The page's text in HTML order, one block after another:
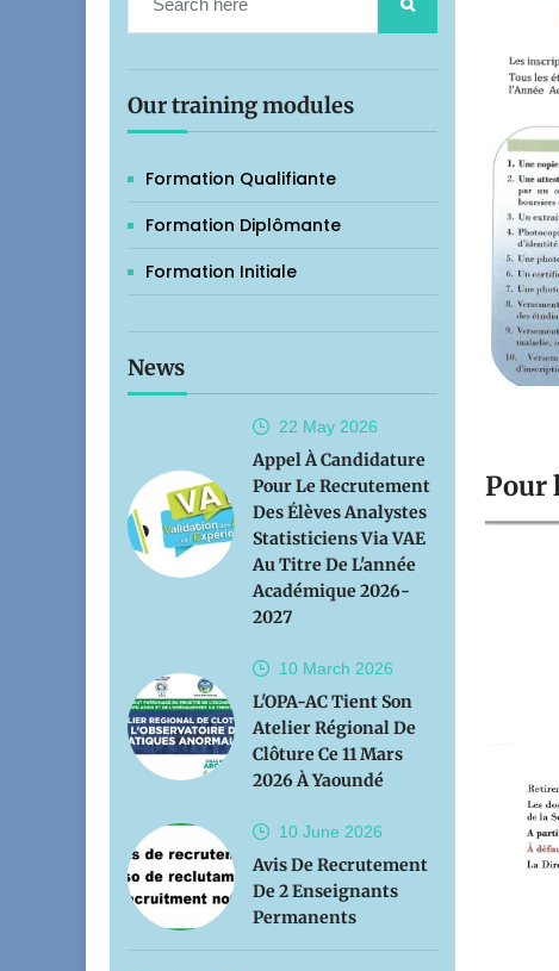
Our training modules
Formation Qualifiante
Formation Diplômante
Formation Initiale
News
22 May 2026
Appel À Candidature
Pour Le Recrutement
Des Élèves Analystes
Statisticiens Via VAE
Au Titre De L'année
Académique 2026-
2027
10 March 2026
L'OPA-AC Tient Son
Atelier Régional De
Clôture Ce 11 Mars
2026 À Yaoundé
10 June 2026
Avis De Recrutement
De 2 Enseignants
Permanents
Pour